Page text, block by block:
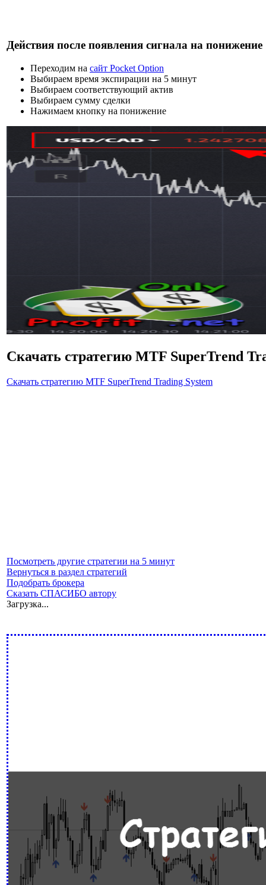
Действия после появления сигнала на понижение
Переходим на сайт Pocket Option
Выбираем время экспирации на 5 минут
Выбираем соответствующий актив
Выбираем сумму сделки
Нажимаем кнопку на понижение
Скачать стратегию MTF SuperTrend
Скачать стратегию MTF SuperTrend Trading System
Посмотреть другие стратегии на 5 минут
Вернуться в раздел стратегий
Подобрать брокера
Сказать СПАСИБО автору
Загрузка...